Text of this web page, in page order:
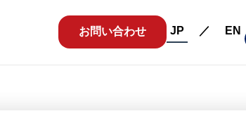
お問い合わせ JP EN